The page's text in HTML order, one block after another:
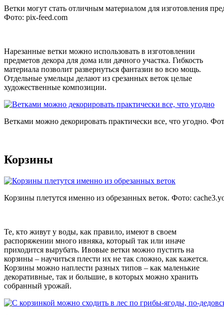
Ветки могут стать отличным материалом для изготовления
Фото: pix-feed.com
Нарезанные ветки можно использовать в изготовлении
предметов декора для дома или дачного участка. Гибкость
материала позволит развернуться фантазии во всю мощь.
Отдельные умельцы делают из срезанных веток целые
художественные композиции.
Ветками можно декорировать практически все, что угодно.
Корзины
Корзины плетутся именно из обрезанных веток. Фото:
Те, кто живут у воды, как правило, имеют в своем
распоряжении много ивняка, который так или иначе
приходится вырубать. Ивовые ветки можно пустить на
корзины – научиться плести их не так сложно, как кажется.
Корзины можно наплести разных типов – как маленькие
декоративные, так и большие, в которых можно хранить
собранный урожай.